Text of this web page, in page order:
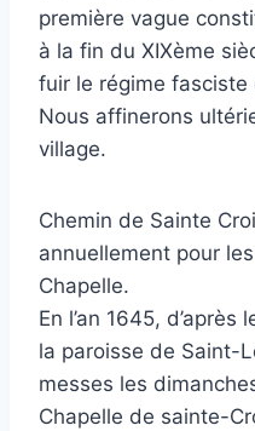
première vague
à la fin du XIXème
fuir le régime fasciste
Nous affinerons
village.
Chemin de Sainte
annuellement pour
Chapelle.
En l’an 1645,
la paroisse de Saint-
messes les
Chapelle de sainte-